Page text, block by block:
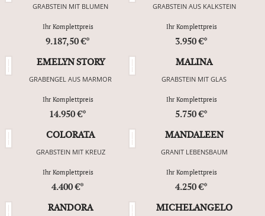
GRABSTEIN MIT BLUMEN
Ihr Komplettpreis
9.187,50 €*
GRABSTEIN AUS KALKSTEIN
Ihr Komplettpreis
3.950 €*
EMELYN STORY
GRABENGEL AUS MARMOR
Ihr Komplettpreis
14.950 €*
MALINA
GRABSTEIN MIT GLAS
Ihr Komplettpreis
5.750 €*
COLORATA
GRABSTEIN MIT KREUZ
Ihr Komplettpreis
4.400 €*
MANDALEEN
GRANIT LEBENSBAUM
Ihr Komplettpreis
4.250 €*
RANDORA
MICHELANGELO